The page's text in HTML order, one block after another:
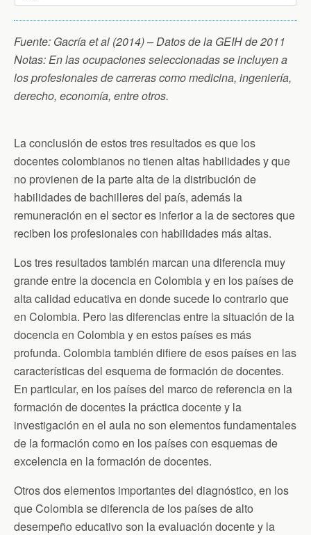
Fuente: Gacría et al (2014) – Datos de la GEIH de 2011
Notas: En las ocupaciones seleccionadas se incluyen a
los profesionales de carreras como medicina, ingeniería,
derecho, economía, entre otros.
La conclusión de estos tres resultados es que los
docentes colombianos no tienen altas habilidades y que
no provienen de la parte alta de la distribución de
habilidades de bachilleres del país, además la
remuneración en el sector es inferior a la de sectores que
reciben los profesionales con habilidades más altas.
Los tres resultados también marcan una diferencia muy
grande entre la docencia en Colombia y en los países de
alta calidad educativa en donde sucede lo contrario que
en Colombia. Pero las diferencias entre la situación de la
docencia en Colombia y en estos países es más
profunda. Colombia también difiere de esos países en las
características del esquema de formación de docentes.
En particular, en los países del marco de referencia en la
formación de docentes la práctica docente y la
investigación en el aula no son elementos fundamentales
de la formación como en los países con esquemas de
excelencia en la formación de docentes.
Otros dos elementos importantes del diagnóstico, en los
que Colombia se diferencia de los países de alto
desempeño educativo son la evaluación docente y la